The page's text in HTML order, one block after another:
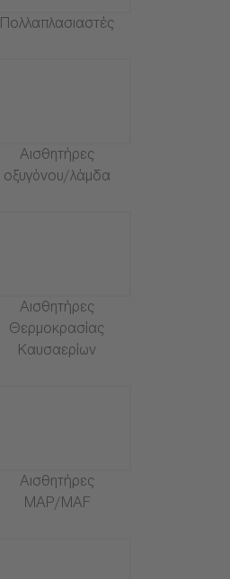
Πολλαπλασιαστές
Αισθητήρες
οξυγόνου/λάμδα
Αισθητήρες
Θερμοκρασίας
Καυσαερίων
Αισθητήρες
MAP/MAF